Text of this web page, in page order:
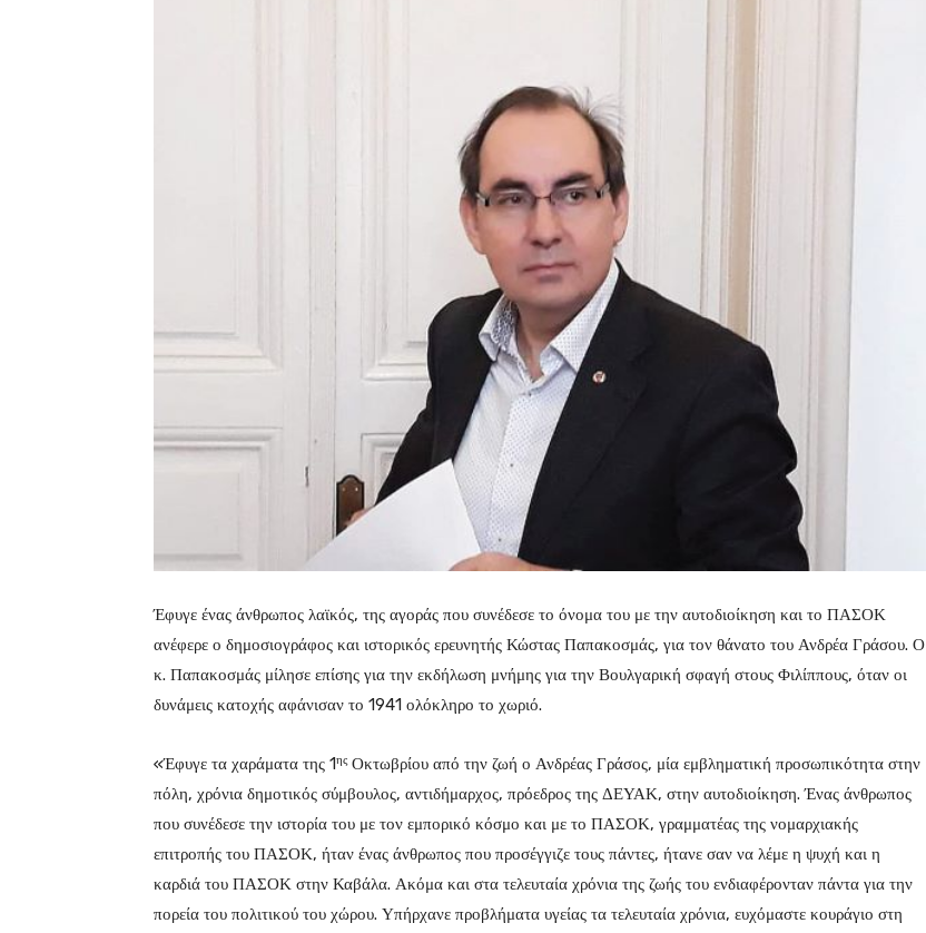
Έφυγε ένας άνθρωπος λαϊκός, της αγοράς που συνέδεσε το όνομα του με την αυτοδιοίκηση και το ΠΑΣΟΚ
ανέφερε ο δημοσιογράφος και ιστορικός ερευνητής Κώστας Παπακοσμάς, για τον θάνατο του Ανδρέα Γράσου. Ο
κ. Παπακοσμάς μίλησε επίσης για την εκδήλωση μνήμης για την Βουλγαρική σφαγή στους Φιλίππους, όταν οι
δυνάμεις κατοχής αφάνισαν το 1941 ολόκληρο το χωριό.
«Έφυγε τα χαράματα της 1ηςΟκτωβρίου από την ζωή ο Ανδρέας Γράσος, μία εμβληματική προσωπικότητα στην
πόλη, χρόνια δημοτικός σύμβουλος, αντιδήμαρχος, πρόεδρος της ΔΕΥΑΚ, στην αυτοδιοίκηση. Ένας άνθρωπος
που συνέδεσε την ιστορία του με τον εμπορικό κόσμο και με το ΠΑΣΟΚ, γραμματέας της νομαρχιακής
επιτροπής του ΠΑΣΟΚ, ήταν ένας άνθρωπος που προσέγγιζε τους πάντες, ήτανε σαν να λέμε η ψυχή και η
καρδιά του ΠΑΣΟΚ στην Καβάλα. Ακόμα και στα τελευταία χρόνια της ζωής του ενδιαφέρονταν πάντα για την
πορεία του πολιτικού του χώρου. Υπήρχανε προβλήματα υγείας τα τελευταία χρόνια, ευχόμαστε κουράγιο στη